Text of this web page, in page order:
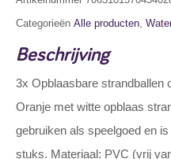
Categorieën Alle producten,
Beschrijving
3x Opblaasbare strandballen
Oranje met witte opblaas
gebruiken als speelgoed en
stuks. Materiaal: PVC (vrij